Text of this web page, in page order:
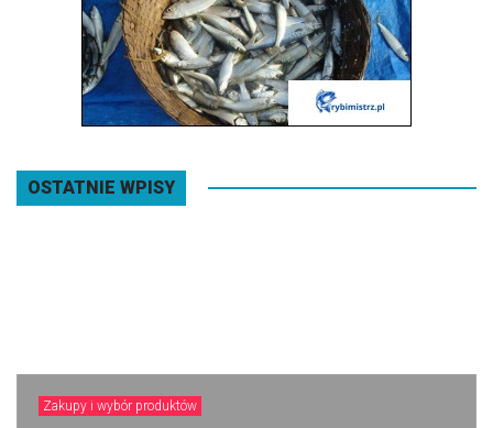
OSTATNIE WPISY
Zakupy i wybór produktów